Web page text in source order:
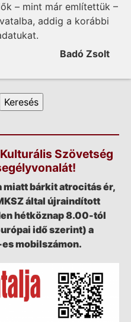
– mint már említettük –
addig a korábbi
Badó Zsolt
Szövetség
miatt bárkit atrocitás ér,
által újraindított
hétköznap 8.00-tól
idő szerint) a
mobilszámon.